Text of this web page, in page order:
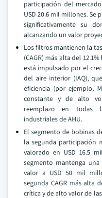
participación del
USD 20.6 mil millones. Se
significativamente su
alcanzando un valor
Los filtros mantienen la
(CAGR) más alta del
está impulsado por el
del aire interior (IAQ),
eficiencia (por ejemplo,
constante y de alto
reemplazo en todas
industriales de AHU.
El segmento de bobinas
la segunda participación
valorado en USD 16.5
segmento mantenga
valor a USD 50 mil
segunda CAGR más alta
crítica y de alto valor de